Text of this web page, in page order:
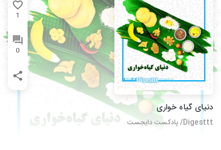
1
0
دنیای گیاه خواری
Digesttt/ پادکست دایجست